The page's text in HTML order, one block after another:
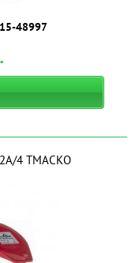
15-48997
4 ТМAСКО